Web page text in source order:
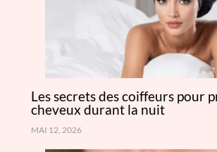
Les secrets des coiffeurs pour
cheveux durant la nuit
MAI 12, 2026